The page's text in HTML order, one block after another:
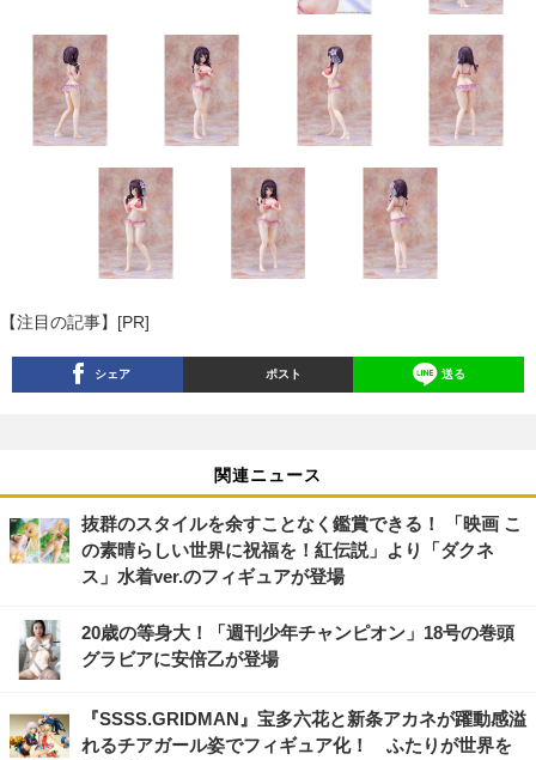
【注目の記事】[PR]
シェア ポスト 送る
関連ニュース
抜群のスタイルを余すことなく鑑賞できる！ 「映画 こ
の素晴らしい世界に祝福を！紅伝説」より「ダクネ
ス」水着ver.のフィギュアが登場
20歳の等身大！「週刊少年チャンピオン」18号の巻頭
グラビアに安倍乙が登場
『SSSS.GRIDMAN』宝多六花と新条アカネが躍動感溢
れるチアガール姿でフィギュア化！ ふたりが世界を